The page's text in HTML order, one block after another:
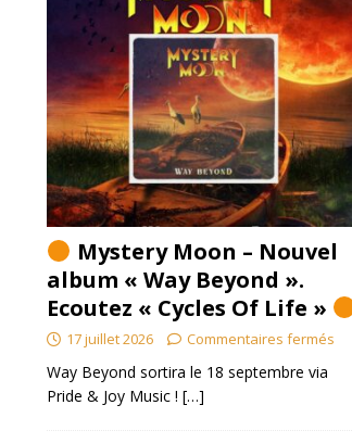
Mystery Moon – Nouvel
album « Way Beyond ».
Ecoutez « Cycles Of Life »
17 juillet 2026 Commentaires fermés
Way Beyond sortira le 18 septembre via
Pride & Joy Music ! […]